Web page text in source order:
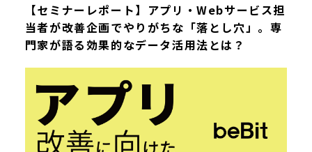
【セミナーレポート】アプリ・Webサービス担
当者が改善企画でやりがちな「落とし穴」。専
門家が語る効果的なデータ活用法とは？